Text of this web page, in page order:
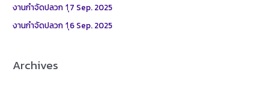
:
งานกำจัดปลวก 1ุ7 Sep. 2025
งานกำจัดปลวก 1ุ6 Sep. 2025
Archives